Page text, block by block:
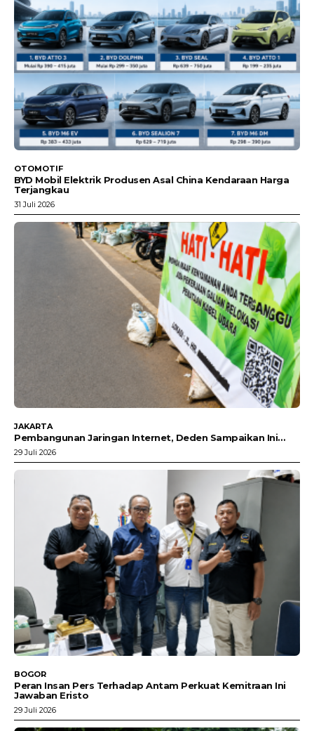
OTOMOTIF
BYD Mobil Elektrik Produsen Asal China Kendaraan Harga
Terjangkau
31 Juli 2026
JAKARTA
Pembangunan Jaringan Internet, Deden Sampaikan Ini…
29 Juli 2026
BOGOR
Peran Insan Pers Terhadap Antam Perkuat Kemitraan Ini
Jawaban Eristo
29 Juli 2026